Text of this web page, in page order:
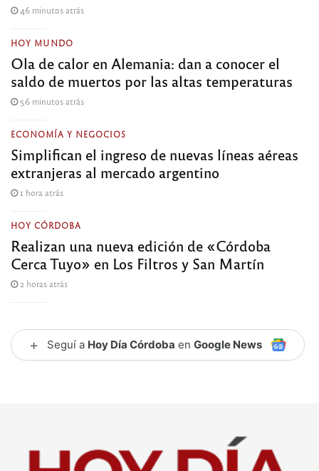
46 minutos atrás
HOY MUNDO
Ola de calor en Alemania: dan a conocer el
saldo de muertos por las altas temperaturas
56 minutos atrás
ECONOMÍA Y NEGOCIOS
Simplifican el ingreso de nuevas líneas aéreas
extranjeras al mercado argentino
1 hora atrás
HOY CÓRDOBA
Realizan una nueva edición de «Córdoba
Cerca Tuyo» en Los Filtros y San Martín
2 horas atrás
+ Seguí a Hoy Día Córdoba en Google News